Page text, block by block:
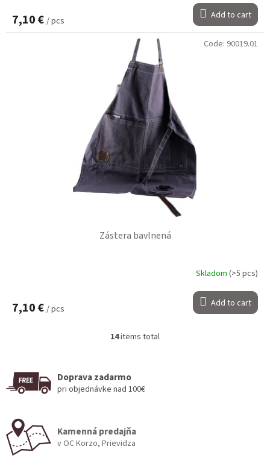
7,10 € / pcs Add to cart
Zástera bavlnená
Skladom (>5 pcs)
7,10 € / pcs Add to cart
Code: 90019.01
L
i
o
n
14items total
Doprava zadarmo
pri objednávke nad 100€
Kamenná predajňa
v OC Korzo, Prievidza